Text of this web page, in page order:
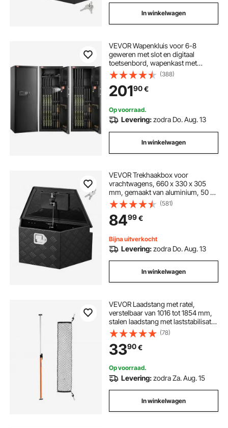
In winkelwagen
VEVOR Wapenkluis voor 6-8
geweren met slot en digitaal
toetsenbord, wapenkast met
uitneembare plank, geweerkast
voor thuisgebruik met geweren en
shotguns, zwart
(388)
20190€
Op voorraad.
Levering:zodra Do. Aug. 13
In winkelwagen
VEVOR Trekhaakbox voor
vrachtwagens, 660 x 330 x 305
mm, gemaakt van aluminium, 50 kg
draagvermogen, gereedschapskist
met slot en sleutels, aanhangerbox
voor laadbakken van pick-ups,
campers, SUV's en terreinwagens,
zwart
(581)
8499€
Bijna uitverkocht
Levering:zodra Do. Aug. 13
In winkelwagen
VEVOR Laadstang met ratel,
verstelbaar van 1016 tot 1854 mm,
stalen laadstang met laststabilisator
met antislipvoeten en gaas,
uitschuifbare steunstang voor pick-
uptrucks en minivans
(78)
3390€
Op voorraad.
Levering:zodra Za. Aug. 15
In winkelwagen